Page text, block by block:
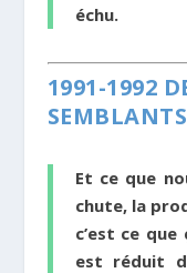
échu.
1991-1992
SEMBLANTS
Et ce que
chute, la
c’est ce
est réduit